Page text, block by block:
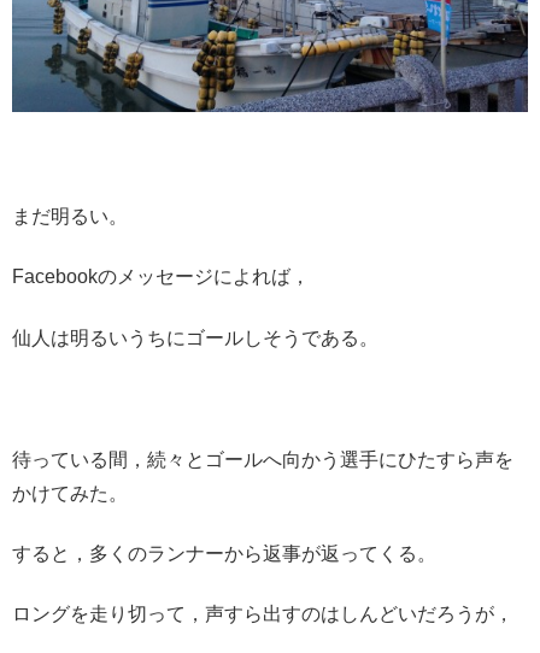
まだ明るい。
Facebookのメッセージによれば，
仙人は明るいうちにゴールしそうである。
待っている間，続々とゴールへ向かう選手にひたすら声を
かけてみた。
すると，多くのランナーから返事が返ってくる。
ロングを走り切って，声すら出すのはしんどいだろうが，